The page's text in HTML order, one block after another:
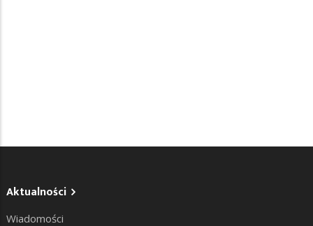
Aktualności
Wiadomości